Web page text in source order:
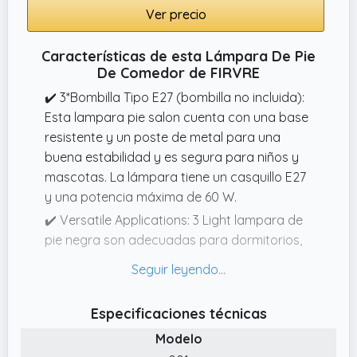
Ver precio
Características de esta Lámpara De Pie
De Comedor de FIRVRE
✔️ 3*Bombilla Tipo E27 (bombilla no incluida):
Esta lampara pie salon cuenta con una base
resistente y un poste de metal para una
buena estabilidad y es segura para niños y
mascotas. La lámpara tiene un casquillo E27
y una potencia máxima de 60 W.
✔️ Versatile Applications: 3 Light lampara de
pie negra son adecuadas para dormitorios,
oficinas en casa, pasillos de comedor, zonas
grupos de personas: Los diseñadores de
interiores, propietarios de viviendas,
Especificaciones técnicas
Modelo